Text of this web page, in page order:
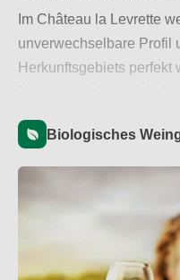
Im Château la Levrette
unverwechselbare Profil
Herkunftsgebiets
Hauses zeichnet sich
Präzision aus. Jeder
Ausdruck der
persönlichen Facetten
Biologisches